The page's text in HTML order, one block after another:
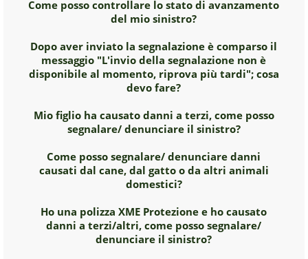
Come posso controllare lo stato di avanzamento
del mio sinistro?
Dopo aver inviato la segnalazione è comparso il
messaggio "L'invio della segnalazione non è
disponibile al momento, riprova più tardi"; cosa
devo fare?
Mio figlio ha causato danni a terzi, come posso
segnalare/ denunciare il sinistro?
Come posso segnalare/ denunciare danni
causati dal cane, dal gatto o da altri animali
domestici?
Ho una polizza XME Protezione e ho causato
danni a terzi/altri, come posso segnalare/
denunciare il sinistro?